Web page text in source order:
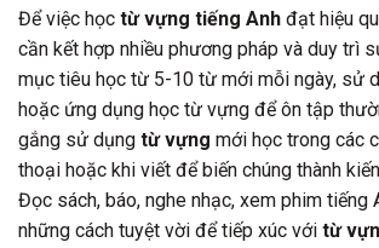
Để việc học từ vựng tiếng Anh đạt hiệu
cần kết hợp nhiều phương pháp và duy trì
mục tiêu học từ 5-10 từ mới mỗi ngày, sử
hoặc ứng dụng học từ vựng để ôn tập
gắng sử dụng từ vựng mới học trong các
thoại hoặc khi viết để biến chúng thành
Đọc sách, báo, nghe nhạc, xem phim tiếng
những cách tuyệt vời để tiếp xúc với từ